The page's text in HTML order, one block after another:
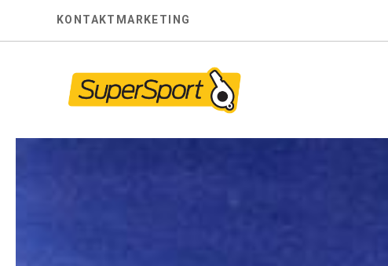
KONTAKT MARKETING